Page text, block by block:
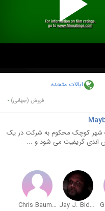
ایالات متحده
فروش (جهانی):-
شهر کوچک محکوم به شرکت در یک
اندی گریفیث می شود و ...
Jay J. Bidwell
Chris Bauman